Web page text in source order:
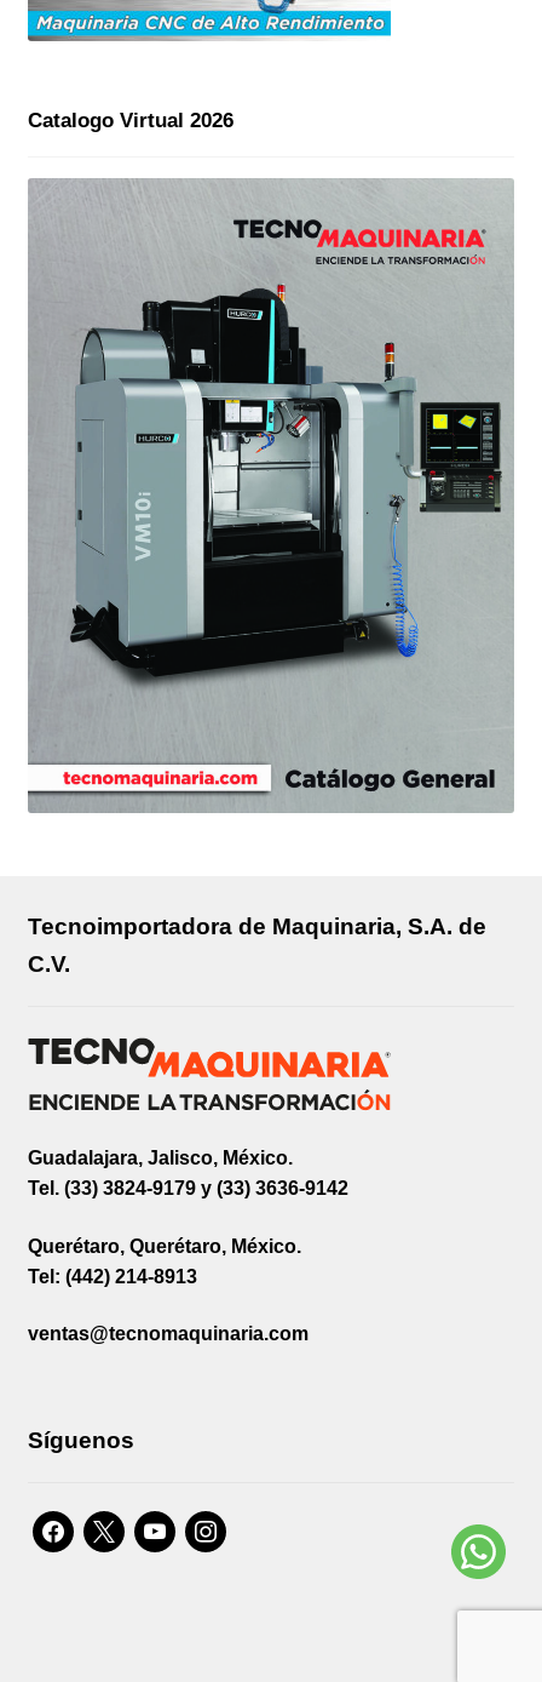
Catalogo Virtual 2026
Tecnoimportadora de Maquinaria, S.A. de
C.V.
Guadalajara, Jalisco, México.
Tel. (33) 3824-9179 y (33) 3636-9142
Querétaro, Querétaro, México.
Tel: (442) 214-8913
ventas@tecnomaquinaria.com
Síguenos
facebook
x youtubeinstagram